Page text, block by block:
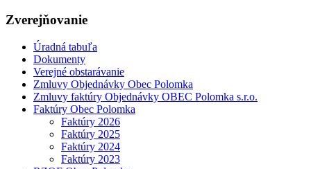
Zverejňovanie
Úradná tabuľa
Dokumenty
Verejné obstarávanie
Zmluvy Objednávky Obec Polomka
Zmluvy faktúry Objednávky OBEC Polomka s.r.o.
Faktúry Obec Polomka
Faktúry 2026
Faktúry 2025
Faktúry 2024
Faktúry 2023